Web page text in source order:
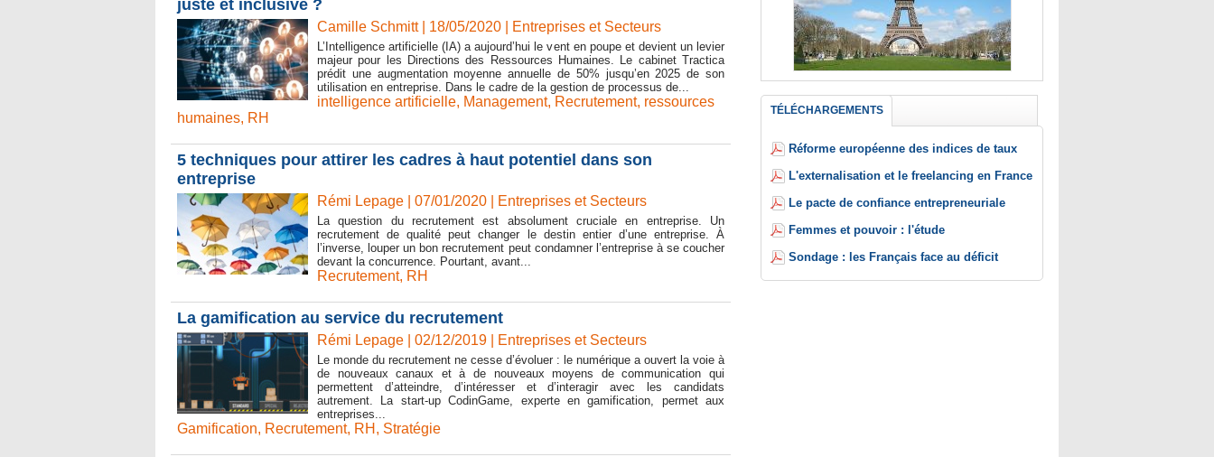
juste et inclusive ?
Camille Schmitt | 18/05/2020 Entreprises et Secteurs
L’Intelligence artificielle (IA) a aujourd’hui le vent en poupe et devient un levier
majeur pour les Directions des Ressources Humaines. Le cabinet Tractica
prédit une augmentation moyenne annuelle de 50% jusqu’en 2025 de son
utilisation en entreprise. Dans le cadre de la gestion de processus de...
intelligence artificielle, Management, Recrutement, ressources
humaines, RH
5 techniques pour attirer les cadres à haut potentiel dans son
entreprise
Rémi Lepage | 07/01/2020 Entreprises et Secteurs
La question du recrutement est absolument cruciale en entreprise. Un
recrutement de qualité peut changer le destin entier d’une entreprise. À
l’inverse, louper un bon recrutement peut condamner l’entreprise à se coucher
devant la concurrence. Pourtant, avant...
Recrutement, RH
La gamification au service du recrutement
Rémi Lepage | 02/12/2019 Entreprises et Secteurs
Le monde du recrutement ne cesse d’évoluer : le numérique a ouvert la voie à
de nouveaux canaux et à de nouveaux moyens de communication qui
permettent d’atteindre, d’intéresser et d’interagir avec les candidats
autrement. La start-up CodinGame, experte en gamification, permet aux
entreprises...
Gamification, Recrutement, RH , Stratégie
TÉLÉCHARGEMENTS
Réforme européenne des indices de taux
L'externalisation et le freelancing en France
Le pacte de confiance entrepreneuriale
Femmes et pouvoir : l'étude
Sondage : les Français face au déficit